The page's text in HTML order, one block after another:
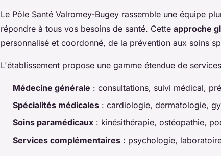
Le Pôle Santé Valromey-Bugey rassemble une équipe
répondre à tous vos besoins de santé. Cette approche
personnalisé et coordonné, de la prévention aux soins
L'établissement propose une gamme étendue de
Médecine générale : consultations, suivi médical,
Spécialités médicales : cardiologie, dermatologie,
Soins paramédicaux : kinésithérapie, ostéopathie,
Services complémentaires : psychologie,